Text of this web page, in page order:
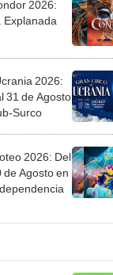
2026:
Explanada
2026:
31 de Agosto
Surco
2026: Del
de Agosto en